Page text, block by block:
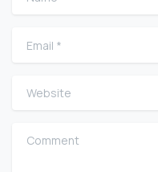
Email
Website
Comment